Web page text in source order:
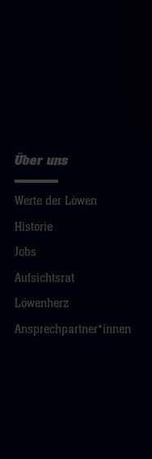
Über uns
Werte der Löwen
Historie
Jobs
Aufsichtsrat
Löwenherz
Ansprechpartner*innen